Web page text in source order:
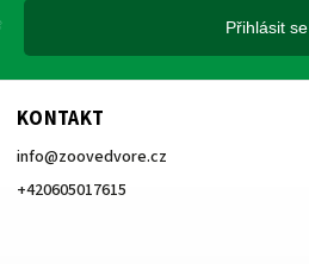
KONTAKT
info@zoovedvore.cz
+420605017615
Přihlásit se